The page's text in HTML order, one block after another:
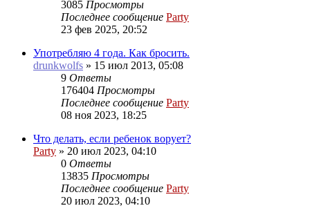
3085 Просмотры
Последнее сообщение Party
23 фев 2025, 20:52
Употребляю 4 года. Как бросить.
drunkwolfs » 15 июл 2013, 05:08
9 Ответы
176404 Просмотры
Последнее сообщение Party
08 ноя 2023, 18:25
Что делать, если ребенок ворует?
Party » 20 июл 2023, 04:10
0 Ответы
13835 Просмотры
Последнее сообщение Party
20 июл 2023, 04:10